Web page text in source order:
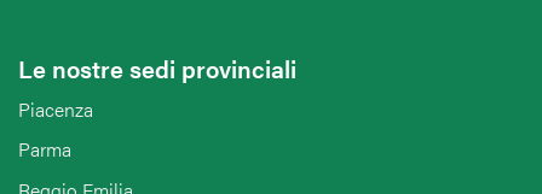
Le nostre sedi provinciali
Piacenza
Parma